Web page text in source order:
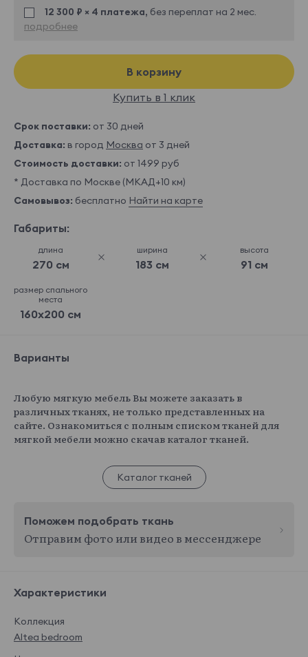
12 300 ₽ × 4 платежа, без переплат на 2 мес.
подробнее
В корзину
Купить в 1 клик
Срок поставки: от 30 дней
Доставка: в город Москва от 3 дней
Стоимость доставки: от 1499 руб
* Доставка по Москве (МКАД+10 км)
Самовывоз: бесплатно Найти на карте
Габариты:
длина
270 см
ширина
183 см
высота
91 см
размер спального
места
160x200 см
Варианты
Любую мягкую мебель Вы можете заказать в
различных тканях, не только представленных на
сайте. Ознакомиться с полным списком тканей для
мягкой мебели можно скачав каталог тканей.
Каталог тканей
Поможем подобрать ткань
Отправим фото или видео в мессенджере
Характеристики
Коллекция
Altea bedroom